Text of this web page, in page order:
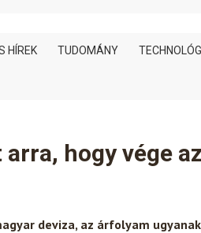
HÍREK TUDOMÁNY
hogy vége
deviza, az árfolyam